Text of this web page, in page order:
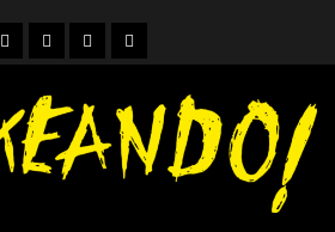
FacebookInstagram
YouTubeTwitter